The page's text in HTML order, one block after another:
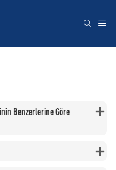
Benzerlerine Göre